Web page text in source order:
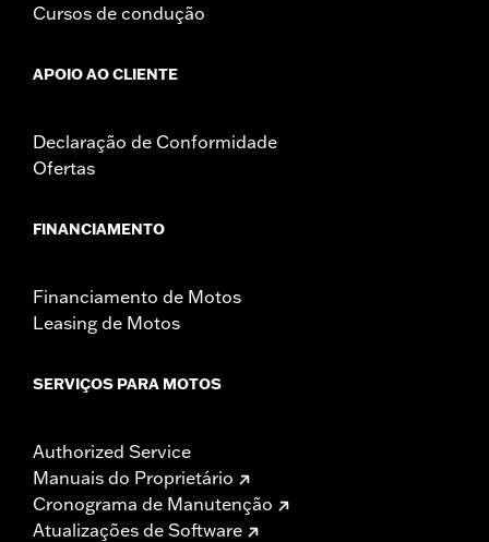
Cursos de condução
APOIO AO CLIENTE
Declaração de Conformidade
Ofertas
FINANCIAMENTO
Financiamento de Motos
Leasing de Motos
SERVIÇOS PARA MOTOS
Authorized Service
Manuais do Proprietário
Cronograma de Manutenção
Atualizações de Software